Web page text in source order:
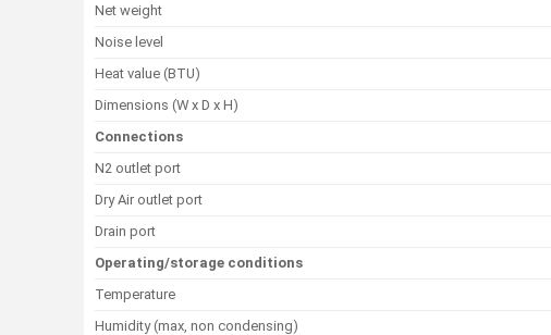
Net weight
Noise level
Heat value (BTU)
Dimensions (W x D x H)
Connections
N2 outlet port
Dry Air outlet port
Drain port
Operating/storage conditions
Temperature
Humidity (max, non condensing)